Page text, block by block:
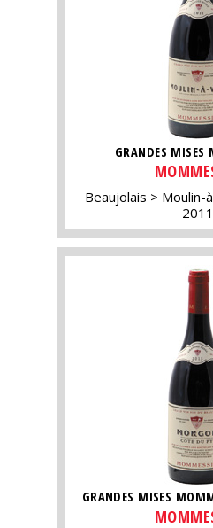
GRANDES MISES
Beaujolais Moulin-
2011
GRANDES MISES